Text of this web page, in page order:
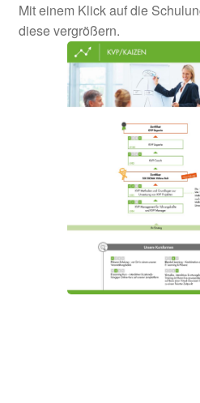
Mit einem Klick auf die
diese vergrößern.